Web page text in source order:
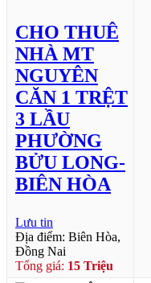
CHO THUÊ
NHÀ MT
NGUYÊN
CĂN 1 TRỆT
3 LẦU
PHƯỜNG
BỬU LONG-
BIÊN HÒA
Lưu tin
Địa điểm: Biên Hòa,
Đồng Nai
Tổng giá: 15 Triệu